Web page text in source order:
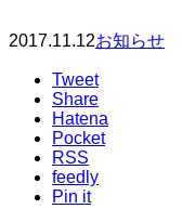
2017.11.12お知らせ
Tweet
Share
Hatena
Pocket
RSS
feedly
Pin it